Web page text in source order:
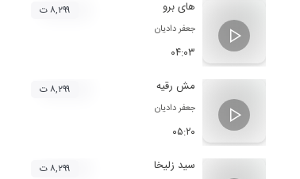
های برو
جعفر دادیان
۰۴:۰۳
۸,۲۹۹ ت
مش رقیه
جعفر دادیان
۰۵:۲۰
۸,۲۹۹ ت
سید زلیخا ۸,۲۹۹ ت